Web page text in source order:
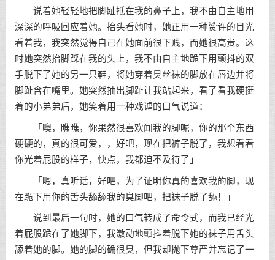
说着她轻轻地把脚趾抵在我的鼻子上，我不由自主地用
深深的呼吸回应着她。抬头看她时，她正用一种赞许的目光
看着我，我突然觉得自己在她面前很下贱，而她很高贵。这
时她突然抬脚踩在我的头上，我不由自主地跪下用颤抖的双
手脱下了她的另一只鞋，将她穿着臭丝袜的脚放在唇边并将
脚趾含在嘴里。她突然抽出脚趾让我站起来，看了看我硬挺
着的小弟弟后，她笑着用一种戏谑的口气说道：
「噢，瞧瞧，你果然很喜欢闻我的脚呢，你的那个东西
硬硬的，真的很可爱，，好吧，现在把裤子脱了，我想看看
你光着屁股的样子，快点，我都迫不及待了」
「嗯，真听话，好吧，为了证明你真的喜欢我的脚，现
在跪下用你的舌头舔舔我的臭脚吧，把袜子脱了舔！」
说到最后一句时，她的口气转成了命令式，而我已经光
着屁股跪在了她脚下，我激动地颤抖着脱下她的袜子用舌头
舔着她的脚。她的脚的确很臭，但我却抛下尊严并忘记了一